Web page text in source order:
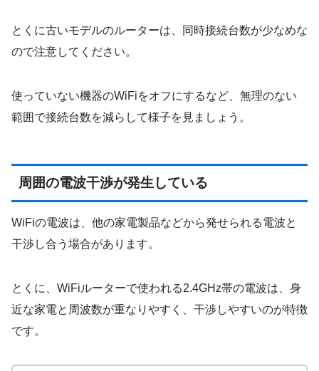
とくに古いモデルのルーターは、同時接続台数が少なめな
ので注意してください。
使っていない機器のWiFiをオフにするなど、無理のない
範囲で接続台数を減らして様子を見ましょう。
周囲の電波干渉が発生している
WiFiの電波は、他の家電製品などから発せられる電波と
干渉し合う場合があります。
とくに、WiFiルーターで使われる2.4GHz帯の電波は、身
近な家電と周波数が重なりやすく、干渉しやすいのが特徴
です。